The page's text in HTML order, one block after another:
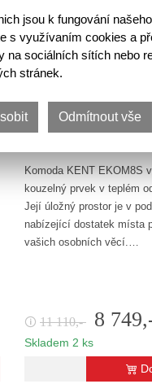
Kent Komoda
Komoda KENT EKOM8S
kouzelný prvek v teplém
Její úložný prostor je v
nabízející dostatek místa
vašich osobních věcí.…
🛈 11 110,- 8
Skladem 2 ks
jsou k fungování
s využívaním cookies a
na sociálních sítích nebo
stránek.
Odmítnout vše